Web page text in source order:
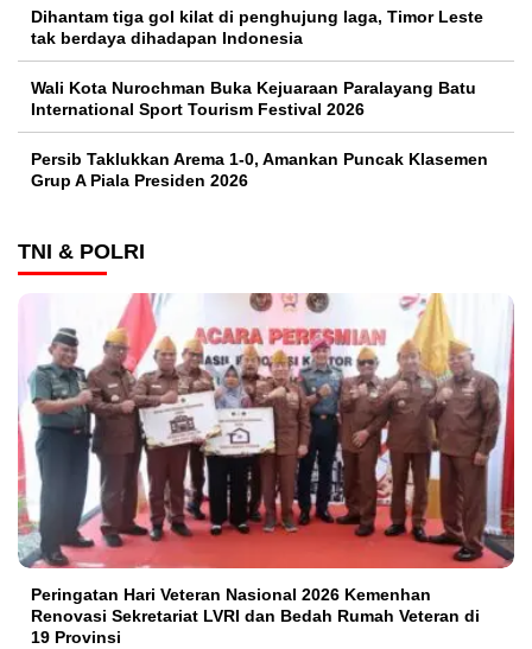
Dihantam tiga gol kilat di penghujung laga, Timor Leste
tak berdaya dihadapan Indonesia
Wali Kota Nurochman Buka Kejuaraan Paralayang Batu
International Sport Tourism Festival 2026
Persib Taklukkan Arema 1-0, Amankan Puncak Klasemen
Grup A Piala Presiden 2026
TNI & POLRI
Peringatan Hari Veteran Nasional 2026 Kemenhan
Renovasi Sekretariat LVRI dan Bedah Rumah Veteran di
19 Provinsi